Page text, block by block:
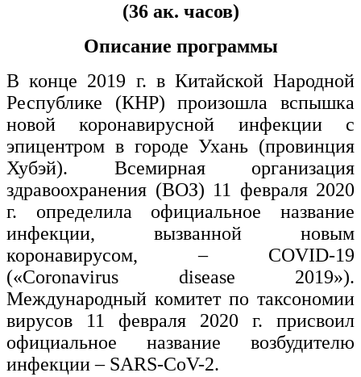
(36 ак. часов)
Описание программы
В конце 2019 г. в Китайской Народной
Республике (КНР) произошла вспышка
новой коронавирусной инфекции с
эпицентром в городе Ухань (провинция
Хубэй). Всемирная организация
здравоохранения (ВОЗ) 11 февраля 2020
г. определила официальное название
инфекции, вызванной новым
коронавирусом, – COVID-19
(«Coronavirus disease 2019»).
Международный комитет по таксономии
вирусов 11 февраля 2020 г. присвоил
официальное название возбудителю
инфекции – SARS-CoV-2.